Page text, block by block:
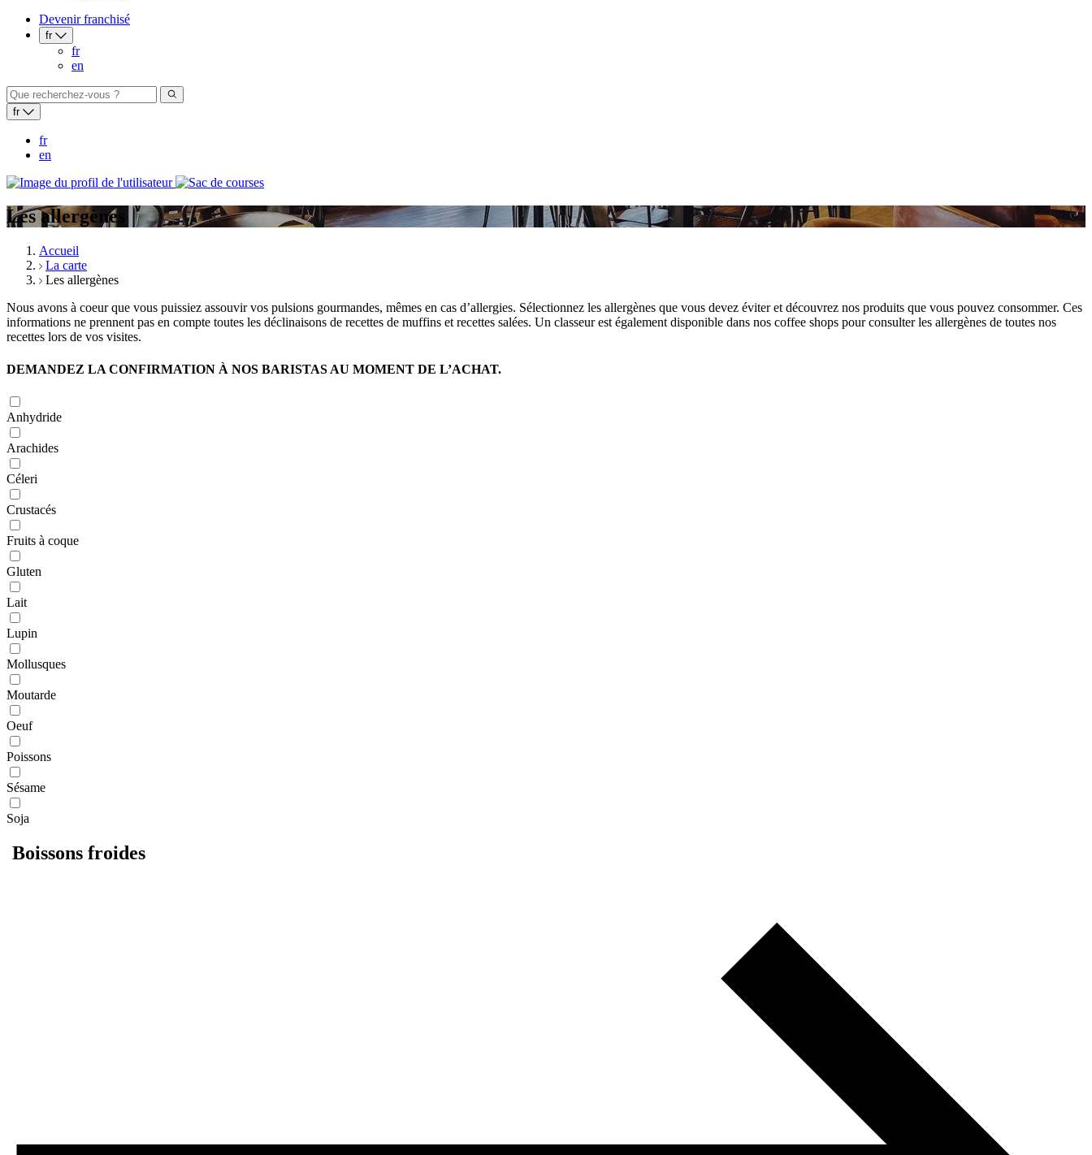
Devenir franchisé
fr
fr
en
fr
fr
en
Les allergènes
Accueil
La carte
Les allergènes
Nous avons à coeur que vous puissiez assouvir vos pulsions gourmandes, mêmes en cas d’allergies. Sélectionnez les allergènes que vous devez éviter et découvrez nos produits que vous pouvez consommer. Ces
informations ne prennent pas en compte toutes les déclinaisons de recettes de muffins et recettes salées. Un classeur est également disponible dans nos coffee shops pour consulter les allergènes de toutes nos
recettes lors de vos visites.
DEMANDEZ LA CONFIRMATION À NOS BARISTAS AU MOMENT DE L’ACHAT.
Anhydride
Arachides
Céleri
Crustacés
Fruits à coque
Gluten
Lait
Lupin
Mollusques
Moutarde
Oeuf
Poissons
Sésame
Soja
Boissons froides